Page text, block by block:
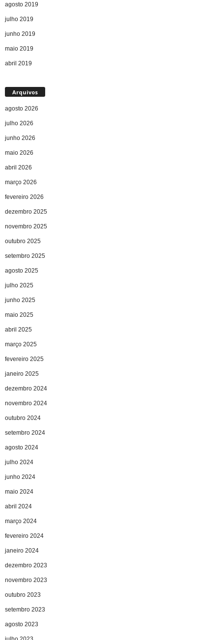
agosto 2019
julho 2019
junho 2019
maio 2019
abril 2019
Arquivos
agosto 2026
julho 2026
junho 2026
maio 2026
abril 2026
março 2026
fevereiro 2026
dezembro 2025
novembro 2025
outubro 2025
setembro 2025
agosto 2025
julho 2025
junho 2025
maio 2025
abril 2025
março 2025
fevereiro 2025
janeiro 2025
dezembro 2024
novembro 2024
outubro 2024
setembro 2024
agosto 2024
julho 2024
junho 2024
maio 2024
abril 2024
março 2024
fevereiro 2024
janeiro 2024
dezembro 2023
novembro 2023
outubro 2023
setembro 2023
agosto 2023